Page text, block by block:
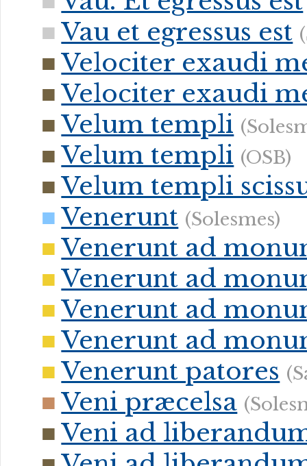
Vau et egressus est
Velociter exaudi
Velociter exaudi
Velum templi
Velum templi (OSB)
Velum templi
Venerunt (Solesmes)
Venerunt ad
Venerunt ad
Venerunt ad
Venerunt ad
Venerunt patores
Veni præcelsa
Veni ad